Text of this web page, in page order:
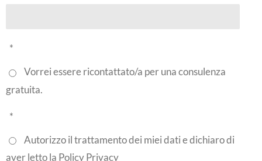
*
Vorrei essere ricontattato/a per una consulenza
gratuita.
*
Autorizzo il trattamento dei miei dati e dichiaro di
aver letto la Policy Privacy